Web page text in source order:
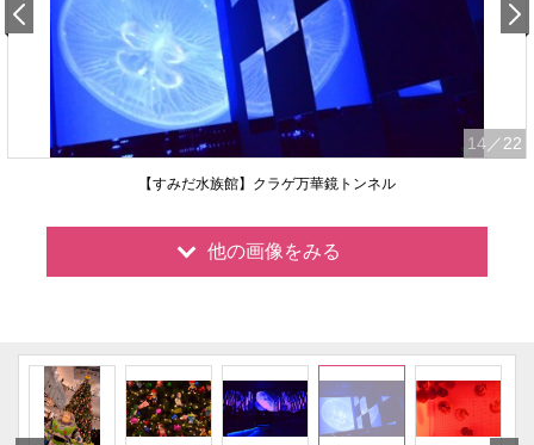
14 ／22
【すみだ水族館】クラゲ万華鏡トンネル
他の画像をみる